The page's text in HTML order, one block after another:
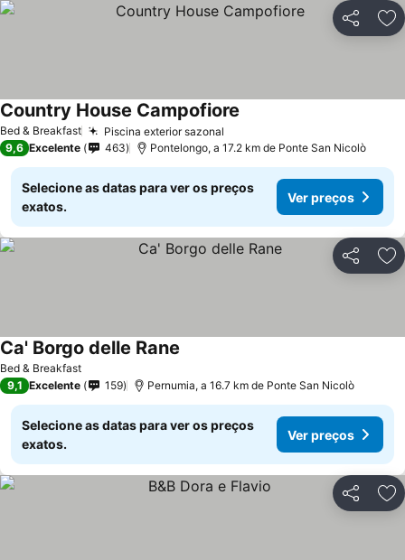
Partilhar
Bed & Breakfast Piscina exterior sazonal
Country House Campofiore
9,6 Excelente 463 Pontelongo, a 17.2 km de Ponte San Nicolò
Selecione as datas para ver os preços
exatos.
Ver preços
Partilhar
Bed & Breakfast
Ca' Borgo delle Rane
9,1 Excelente 159 Pernumia, a 16.7 km de Ponte San Nicolò
Selecione as datas para ver os preços
exatos.
Ver preços
Partilhar